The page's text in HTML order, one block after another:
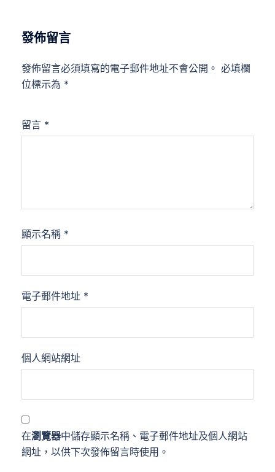
發佈留言
發佈留言必須填寫的電子郵件地址不會公開。 必填欄
位標示為 *
留言 *
顯示名稱 *
電子郵件地址 *
個人網站網址
在瀏覽器中儲存顯示名稱、電子郵件地址及個人網站
網址，以供下次發佈留言時使用。